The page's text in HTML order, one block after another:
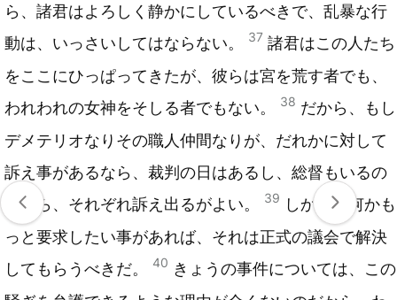
ら、諸君はよろしく静かにしているべきで、乱暴な行
動は、いっさいしてはならない。
37 諸君はこの人たち
をここにひっぱってきたが、彼らは宮を荒す者でも、
われわれの女神をそしる者でもない。
38 だから、もし
デメテリオなりその職人仲間なりが、だれかに対して
訴え事があるなら、裁判の日はあるし、総督もいるの
だから、それぞれ訴え出るがよい。
39 しかし、何かも
っと要求したい事があれば、それは正式の議会で解決
してもらうべきだ。
40 きょうの事件については、この